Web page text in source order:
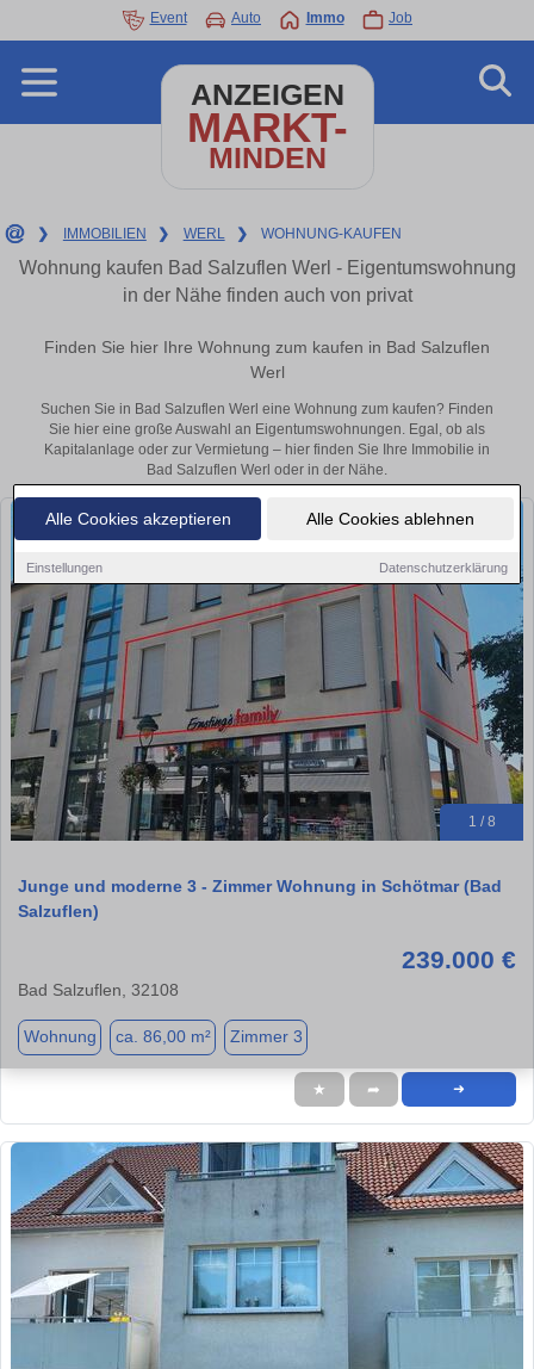
Alle Cookies akzeptieren Alle Cookies ablehnen
Einstellungen Datenschutzerklärung
Event Auto Immo Job
ANZEIGEN
MARKT-
MINDEN
❯ IMMOBILIEN ❯ WERL ❯ WOHNUNG-KAUFEN
Wohnung kaufen Bad Salzuflen Werl - Eigentumswohnung
in der Nähe finden auch von privat
Finden Sie hier Ihre Wohnung zum kaufen in Bad Salzuflen
Werl
Suchen Sie in Bad Salzuflen Werl eine Wohnung zum kaufen? Finden
Sie hier eine große Auswahl an Eigentumswohnungen. Egal, ob als
Kapitalanlage oder zur Vermietung – hier finden Sie Ihre Immobilie in
Bad Salzuflen Werl oder in der Nähe.
1 / 8
Junge und moderne 3 - Zimmer Wohnung in Schötmar (Bad
Salzuflen)
239.000 €
Bad Salzuflen, 32108
Wohnung ca. 86,00 m² Zimmer 3
★ ➦ ➜